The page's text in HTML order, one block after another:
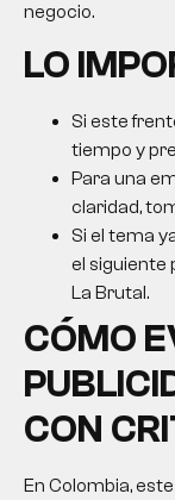
negocio.
LO
Si este
tiempo y
Para una
claridad,
Si el tema
el siguiente
La Brutal.
CÓMO
CON
En Colombia,